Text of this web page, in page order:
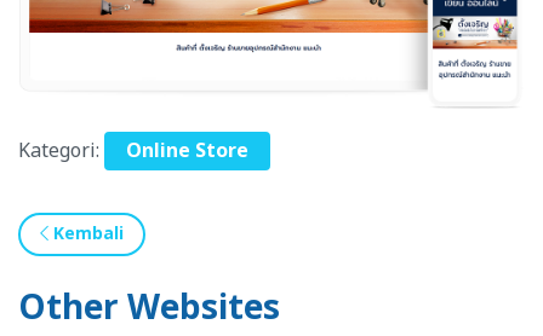
Kategori: Online Store
Kembali
Other Websites